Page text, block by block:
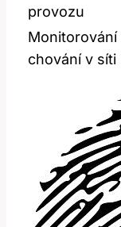
provozu
chování v síti